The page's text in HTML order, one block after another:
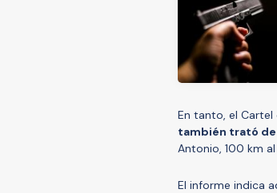
En tanto, el Cartel
también trató de
Antonio, 100 km
El informe indica